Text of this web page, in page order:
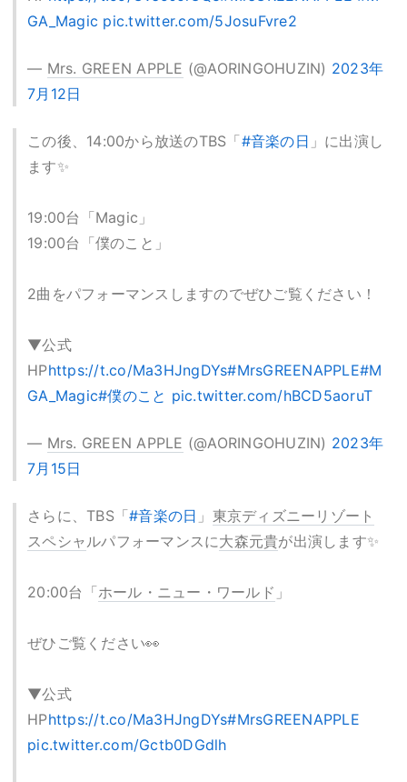
GA_Magic pic.twitter.com/5JosuFvre2
— Mrs. GREEN APPLE (@AORINGOHUZIN) 2023年
7月12日
この後、14:00から放送のTBS「#音楽の日 」に出演し
ます✨
19:00台「Magic」
19:00台「僕のこと」
2曲をパフォーマンスしますのでぜひご覧ください！
▼公式
HPhttps://t.co/Ma3HJngDYs#MrsGREENAPPLE#M
GA_Magic#僕のこと pic.twitter.com/hBCD5aoruT
— Mrs. GREEN APPLE (@AORINGOHUZIN) 2023年
7月15日
さらに、TBS「#音楽の日 」 東京ディズニーリゾート
スペシャルパフォーマンスに大森元貴が出演します✨
20:00台「ホール・ニュー・ワールド 」
ぜひご覧ください👀
▼公式
HPhttps://t.co/Ma3HJngDYs#MrsGREENAPPLE
pic.twitter.com/Gctb0DGdlh